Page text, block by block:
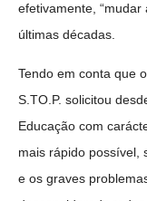
efetivamente,
últimas décadas.
Tendo em conta que
S.TO.P. solicitou
Educação com
mais rápido possível,
e os graves